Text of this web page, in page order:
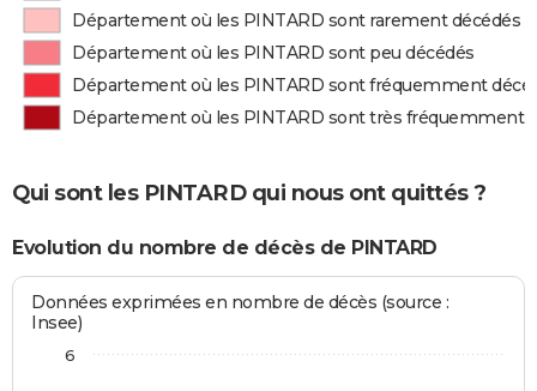
Département où les PINTARD sont rarement décédés
Département où les PINTARD sont peu décédés
Département où les PINTARD sont fréquemment
Département où les PINTARD sont très fréquemment
Qui sont les PINTARD qui nous ont quittés ?
Evolution du nombre de décès de PINTARD
Données exprimées en nombre de décès (source :
Insee)
6